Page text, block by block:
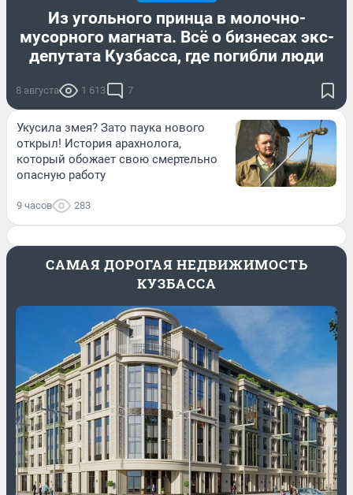
Из угольного принца в молочно-
мусорного магната. Всё о бизнесах экс-
депутата Кузбасса, где погибли люди
8 августа 1 613 7
Укусила змея? Зато паука нового
открыл! История арахнолога,
который обожает свою смертельно
опасную работу
9 часов 283
САМАЯ ДОРОГАЯ НЕДВИЖИМОСТЬ
КУЗБАССА